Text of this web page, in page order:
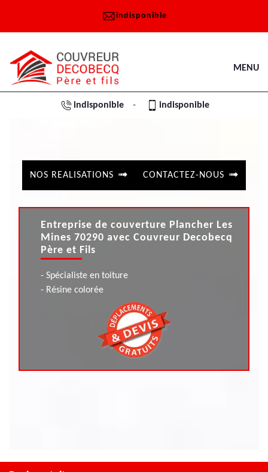
indisponible
MENU
indisponible - indisponible
NOS REALISATIONS CONTACTEZ-NOUS
Entreprise de couverture Plancher Les
Mines 70290 avec Couvreur Decobecq
Père et Fils
- Spécialiste en toiture
- Résine colorée